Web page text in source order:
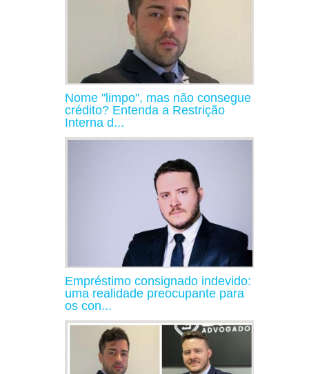
Nome "limpo", mas não consegue
crédito? Entenda a Restrição
Interna d...
Empréstimo consignado indevido:
uma realidade preocupante para
os con...